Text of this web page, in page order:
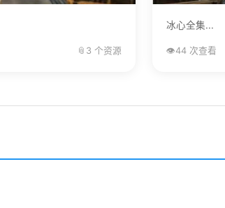
📎 3 个资源
冰心全集...
👁️44 次查看